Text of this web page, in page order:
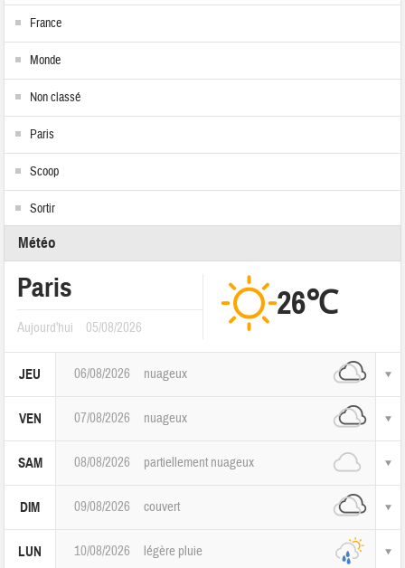
France
Monde
Non classé
Paris
Scoop
Sortir
Météo
Paris
Aujourd'hui 05/08/2026
26℃
JEU 06/08/2026 nuageux
VEN 07/08/2026 nuageux
SAM 08/08/2026 partiellement nuageux
DIM 09/08/2026 couvert
LUN 10/08/2026 légère pluie